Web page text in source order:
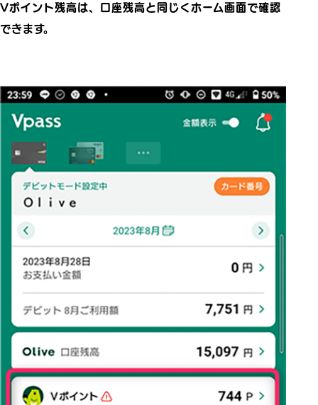
Vポイント残高は、口座残高と同じくホーム画面で確認
できます。